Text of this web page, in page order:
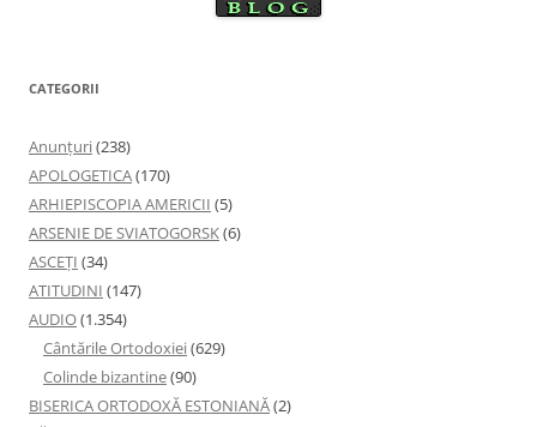
CATEGORII
Anunţuri(238)
APOLOGETICA(170)
ARHIEPISCOPIA AMERICII (5)
ARSENIE DE SVIATOGORSK(6)
ASCEȚI (34)
ATITUDINI (147)
AUDIO(1.354)
Cântările Ortodoxiei(629)
Colinde bizantine(90)
BISERICA ORTODOXĂ ESTONIANĂ(2)